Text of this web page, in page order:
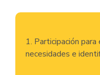
principal
1. Participación
necesidades e